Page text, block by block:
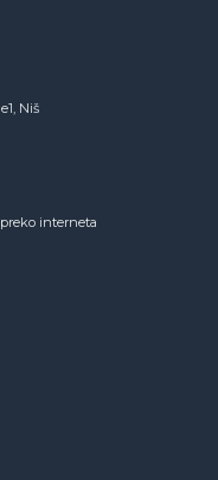
Niš
interneta